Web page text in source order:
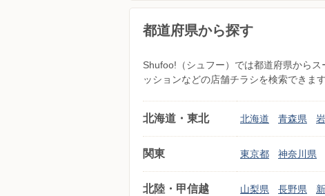
都道府県から探す
Shufoo!（シュフー）では都道府県から
ッションなどの店舗チラシを検索できます
北海道・東北 北海道 青森県
関東 東京都 神奈川県
北陸・甲信越 山梨県 長野県